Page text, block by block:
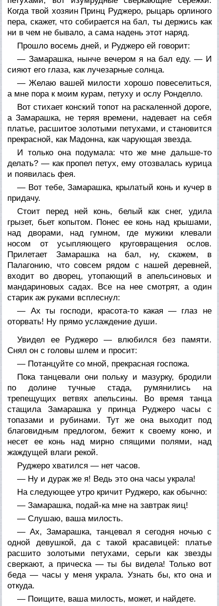
Когда твой хозяин Принц Руджеро, рыцарь орлиного
пера, скажет, что собирается на бал, ты держись как
ни в чем не бывало, а сама надень этот наряд.
Прошло восемь дней, и Руджеро ей говорит:
— Замарашка, нынче вечером я на бал еду. — И
сияют его глаза, как лучезарные солнца.
— Желаю вашей милости хорошо повеселиться,
а мне пора к моим курам, петуху и ослу Ронделло.
Вот стихает конский топот на раскаленной дороге,
а Замарашка, не теряя времени, надевает на себя
платье, расшитое золотыми петухами, и становится
прекрасной, как Мадонна, как чарующая звезда.
И только она подумала: что же мне дальше-то
делать? — как пропел петух, ему отозвалась курица
и появилась фея.
— Вот тебе, Замарашка, крылатый конь и кучер в
придачу.
Стоит перед ней конь, белый как снег, удила
грызет, бьет копытом. Понес ее конь над крышами,
над дворами, над гумном, где мужики клевали
носом от усыпляющего круговращения ослов.
Прилетает Замарашка на бал, ну, скажем, в
Палагонию, что совсем рядом с нашей деревней,
входит во дворец, утопающий в апельсиновых и
мандариновых садах. Все на нее смотрят, а один
старик аж руками всплеснул:
— Ах ты господи, красота-то какая — глаз не
оторвать! Ну прямо услаждение души.
Увидел ее Руджеро — влюбился без памяти.
Снял он с головы шлем и просит:
— Потанцуйте со мной, прекрасная госпожа.
Пока танцевали они польку и мазурку, бродили
по долине тучные стада, румянились на
трепещущих ветвях апельсины. Во время танца
стащила Замарашка у принца Руджеро часы с
топазами и рубинами. Тут же она выходит под
благовидным предлогом, бежит к своему коню, и
несет ее конь над мирно спящими полями, над
жаждущей влаги рекой.
Руджеро хватился — нет часов.
— Ну и дурак же я! Ведь это она часы украла!
На следующее утро кричит Руджеро, как обычно:
— Замарашка, подай-ка мне на завтрак яиц!
— Слушаю, ваша милость.
— Ах, Замарашка, танцевал я сегодня ночью с
одной девушкой, да с такой красавицей: платье
расшито золотыми петухами, серьги как звезды
сверкают, а прическа — ты бы видела! Только вот
беда — часы у меня украла. Узнать бы, кто она и
откуда.
— Поищите, ваша милость, может, и найдете.